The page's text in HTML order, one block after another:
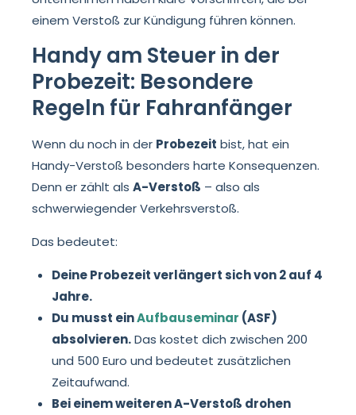
einem Verstoß zur Kündigung führen können.
Handy am Steuer in der
Probezeit: Besondere
Regeln für Fahranfänger
Wenn du noch in der Probezeit bist, hat ein
Handy-Verstoß besonders harte Konsequenzen.
Denn er zählt als A-Verstoß – also als
schwerwiegender Verkehrsverstoß.
Das bedeutet:
Deine Probezeit verlängert sich von 2 auf 4
Jahre.
Du musst einAufbauseminar (ASF)
absolvieren.Das kostet dich zwischen 200
und 500 Euro und bedeutet zusätzlichen
Zeitaufwand.
Bei einem weiteren A-Verstoß drohen